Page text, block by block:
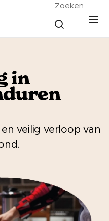
Zoeken
in
veilig verloop van